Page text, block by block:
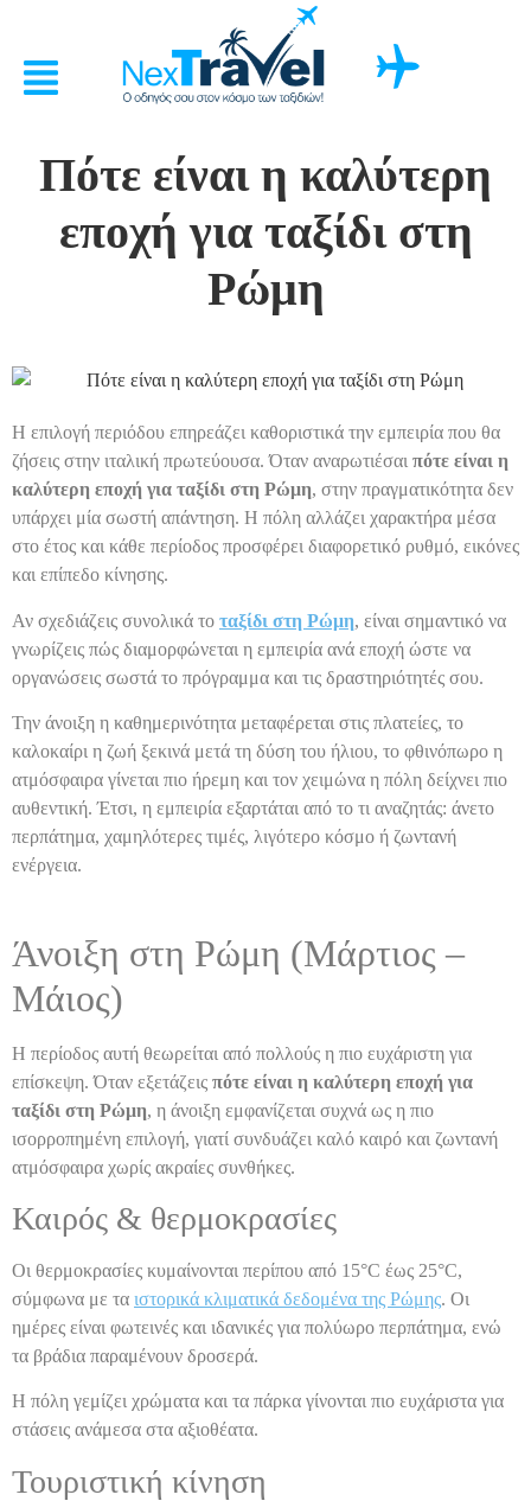
Πότε είναι η καλύτερη
εποχή για ταξίδι στη
Ρώμη
Η επιλογή περιόδου επηρεάζει καθοριστικά την εμπειρία που θα
ζήσεις στην ιταλική πρωτεύουσα. Όταν αναρωτιέσαι πότε είναι η
καλύτερη εποχή για ταξίδι στη Ρώμη, στην πραγματικότητα δεν
υπάρχει μία σωστή απάντηση. Η πόλη αλλάζει χαρακτήρα μέσα
στο έτος και κάθε περίοδος προσφέρει διαφορετικό ρυθμό, εικόνες
και επίπεδο κίνησης.
Αν σχεδιάζεις συνολικά το ταξίδι στη Ρώμη, είναι σημαντικό να
γνωρίζεις πώς διαμορφώνεται η εμπειρία ανά εποχή ώστε να
οργανώσεις σωστά το πρόγραμμα και τις δραστηριότητές σου.
Την άνοιξη η καθημερινότητα μεταφέρεται στις πλατείες, το
καλοκαίρι η ζωή ξεκινά μετά τη δύση του ήλιου, το φθινόπωρο η
ατμόσφαιρα γίνεται πιο ήρεμη και τον χειμώνα η πόλη δείχνει πιο
αυθεντική. Έτσι, η εμπειρία εξαρτάται από το τι αναζητάς: άνετο
περπάτημα, χαμηλότερες τιμές, λιγότερο κόσμο ή ζωντανή
ενέργεια.
Άνοιξη στη Ρώμη (Μάρτιος –
Μάιος)
Η περίοδος αυτή θεωρείται από πολλούς η πιο ευχάριστη για
επίσκεψη. Όταν εξετάζεις πότε είναι η καλύτερη εποχή για
ταξίδι στη Ρώμη, η άνοιξη εμφανίζεται συχνά ως η πιο
ισορροπημένη επιλογή, γιατί συνδυάζει καλό καιρό και ζωντανή
ατμόσφαιρα χωρίς ακραίες συνθήκες.
Καιρός & θερμοκρασίες
Οι θερμοκρασίες κυμαίνονται περίπου από 15°C έως 25°C,
σύμφωνα με τα ιστορικά κλιματικά δεδομένα της Ρώμης. Οι
ημέρες είναι φωτεινές και ιδανικές για πολύωρο περπάτημα, ενώ
τα βράδια παραμένουν δροσερά.
Η πόλη γεμίζει χρώματα και τα πάρκα γίνονται πιο ευχάριστα για
στάσεις ανάμεσα στα αξιοθέατα.
Τουριστική κίνηση